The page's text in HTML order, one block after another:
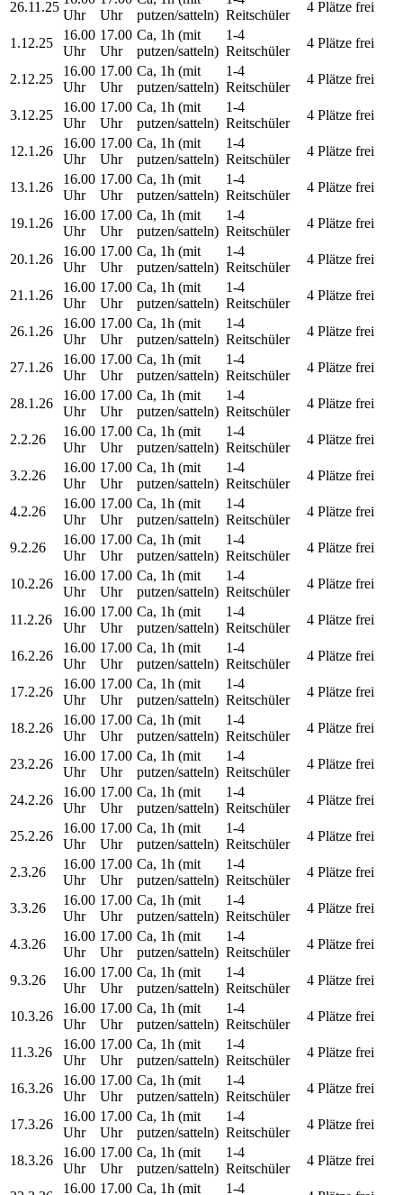
26.11.25
Uhr
Uhr
putzen/satteln) Reitschüler
4 Plätze frei
1.12.25
16.00
Uhr
17.00
Uhr
Ca, 1h (mit
putzen/satteln)
1-4
Reitschüler
4 Plätze frei
2.12.25
16.00
Uhr
17.00
Uhr
Ca, 1h (mit
putzen/satteln)
1-4
Reitschüler
4 Plätze frei
3.12.25
16.00
Uhr
17.00
Uhr
Ca, 1h (mit
putzen/satteln)
1-4
Reitschüler
4 Plätze frei
12.1.26
16.00
Uhr
17.00
Uhr
Ca, 1h (mit
putzen/satteln)
1-4
Reitschüler
4 Plätze frei
13.1.26
16.00
Uhr
17.00
Uhr
Ca, 1h (mit
putzen/satteln)
1-4
Reitschüler
4 Plätze frei
19.1.26
16.00
Uhr
17.00
Uhr
Ca, 1h (mit
putzen/satteln)
1-4
Reitschüler
4 Plätze frei
20.1.26
16.00
Uhr
17.00
Uhr
Ca, 1h (mit
putzen/satteln)
1-4
Reitschüler
4 Plätze frei
21.1.26
16.00
Uhr
17.00
Uhr
Ca, 1h (mit
putzen/satteln)
1-4
Reitschüler
4 Plätze frei
26.1.26
16.00
Uhr
17.00
Uhr
Ca, 1h (mit
putzen/satteln)
1-4
Reitschüler
4 Plätze frei
27.1.26
16.00
Uhr
17.00
Uhr
Ca, 1h (mit
putzen/satteln)
1-4
Reitschüler
4 Plätze frei
28.1.26
16.00
Uhr
17.00
Uhr
Ca, 1h (mit
putzen/satteln)
1-4
Reitschüler
4 Plätze frei
2.2.26
16.00
Uhr
17.00
Uhr
Ca, 1h (mit
putzen/satteln)
1-4
Reitschüler
4 Plätze frei
3.2.26
16.00
Uhr
17.00
Uhr
Ca, 1h (mit
putzen/satteln)
1-4
Reitschüler
4 Plätze frei
4.2.26
16.00
Uhr
17.00
Uhr
Ca, 1h (mit
putzen/satteln)
1-4
Reitschüler
4 Plätze frei
9.2.26
16.00
Uhr
17.00
Uhr
Ca, 1h (mit
putzen/satteln)
1-4
Reitschüler
4 Plätze frei
10.2.26
16.00
Uhr
17.00
Uhr
Ca, 1h (mit
putzen/satteln)
1-4
Reitschüler
4 Plätze frei
11.2.26
16.00
Uhr
17.00
Uhr
Ca, 1h (mit
putzen/satteln)
1-4
Reitschüler
4 Plätze frei
16.2.26
16.00
Uhr
17.00
Uhr
Ca, 1h (mit
putzen/satteln)
1-4
Reitschüler
4 Plätze frei
17.2.26
16.00
Uhr
17.00
Uhr
Ca, 1h (mit
putzen/satteln)
1-4
Reitschüler
4 Plätze frei
18.2.26
16.00
Uhr
17.00
Uhr
Ca, 1h (mit
putzen/satteln)
1-4
Reitschüler
4 Plätze frei
23.2.26
16.00
Uhr
17.00
Uhr
Ca, 1h (mit
putzen/satteln)
1-4
Reitschüler
4 Plätze frei
24.2.26
16.00
Uhr
17.00
Uhr
Ca, 1h (mit
putzen/satteln)
1-4
Reitschüler
4 Plätze frei
25.2.26
16.00
Uhr
17.00
Uhr
Ca, 1h (mit
putzen/satteln)
1-4
Reitschüler
4 Plätze frei
2.3.26
16.00
Uhr
17.00
Uhr
Ca, 1h (mit
putzen/satteln)
1-4
Reitschüler
4 Plätze frei
3.3.26
16.00
Uhr
17.00
Uhr
Ca, 1h (mit
putzen/satteln)
1-4
Reitschüler
4 Plätze frei
4.3.26
16.00
Uhr
17.00
Uhr
Ca, 1h (mit
putzen/satteln)
1-4
Reitschüler
4 Plätze frei
9.3.26
16.00
Uhr
17.00
Uhr
Ca, 1h (mit
putzen/satteln)
1-4
Reitschüler
4 Plätze frei
10.3.26
16.00
Uhr
17.00
Uhr
Ca, 1h (mit
putzen/satteln)
1-4
Reitschüler
4 Plätze frei
11.3.26
16.00
Uhr
17.00
Uhr
Ca, 1h (mit
putzen/satteln)
1-4
Reitschüler
4 Plätze frei
16.3.26
16.00
Uhr
17.00
Uhr
Ca, 1h (mit
putzen/satteln)
1-4
Reitschüler
4 Plätze frei
17.3.26
16.00
Uhr
17.00
Uhr
Ca, 1h (mit
putzen/satteln)
1-4
Reitschüler
4 Plätze frei
18.3.26
16.00
Uhr
17.00
Uhr
Ca, 1h (mit
putzen/satteln)
1-4
Reitschüler
4 Plätze frei
16.00 17.00 Ca, 1h (mit
1-4